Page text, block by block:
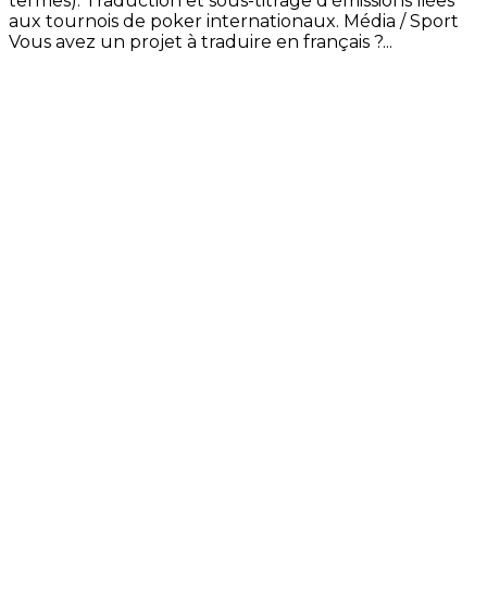
aux tournois de poker internationaux. Média / Sport
Vous avez un projet à traduire en français ?...